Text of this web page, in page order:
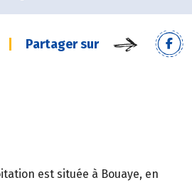
Partager sur
est située à Bouaye, en